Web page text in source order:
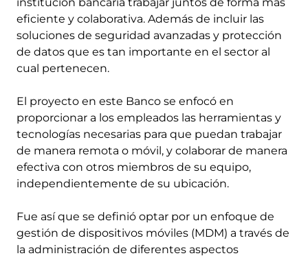
eficiente y colaborativa. Además de incluir las
soluciones de seguridad avanzadas y protección
de datos que es tan importante en el sector al
cual pertenecen.
El proyecto en este Banco se enfocó en
proporcionar a los empleados las herramientas y
tecnologías necesarias para que puedan trabajar
de manera remota o móvil, y colaborar de manera
efectiva con otros miembros de su equipo,
independientemente de su ubicación.
Fue así que se definió optar por un enfoque de
gestión de dispositivos móviles (MDM) a través de
la administración de diferentes aspectos